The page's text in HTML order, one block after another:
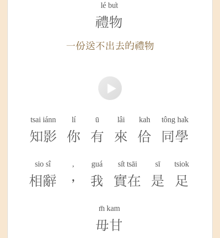
lé bu̍t
禮物
一份送不出去的禮物
tsai iánn
知影
lí
你
ū
有
lâi
來
kah
佮
tông ha̍k
同學
sio sî
相辭
,
，
guá
我
si̍t tsāi
實在
sī
是
tsiok
足
m̄ kam
毋甘